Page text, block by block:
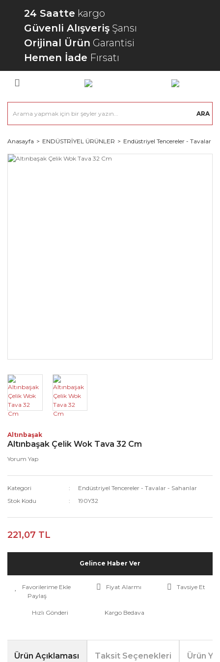
24 Saatte kargo
Güvenli Alışveriş Şansı
Orijinal Ürün Garantisi
Hemen İade Fırsatı
ARA
Anasayfa ENDÜSTRİYEL ÜRÜNLER Endüstriyel Tencereler - Tavalar -
Altınbaşak
Altınbaşak Çelik Wok Tava 32 Cm
Yorum Yap
Kategori
Endüstriyel Tencereler - Tavalar - Sahanlar
Stok Kodu
190Y32
221,07 TL
Gelince Haber Ver
Fiyat Alarmı
Tavsiye Et
Paylaş
Hızlı Gönderi Kargo Bedava
Ürün Açıklaması Taksit Seçenekleri Ürün